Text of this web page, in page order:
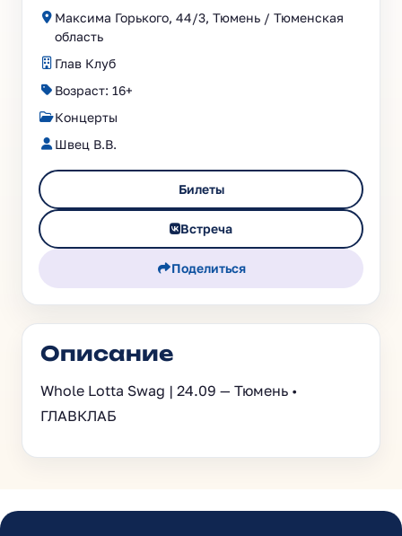
Максима Горького, 44/3, Тюмень / Тюменская
область
Глав Клуб
Возраст: 16+
Концерты
Швец В.В.
Билеты
Встреча
Поделиться
Описание
Whole Lotta Swag | 24.09 — Тюмень •
ГЛАВКЛАБ